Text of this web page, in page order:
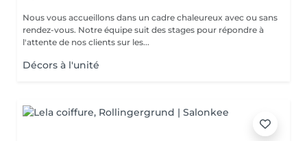
Nous vous accueillons dans un cadre chaleureux avec ou sans
rendez-vous. Notre équipe suit des stages pour répondre à
l'attente de nos clients sur les...
Décors à l'unité